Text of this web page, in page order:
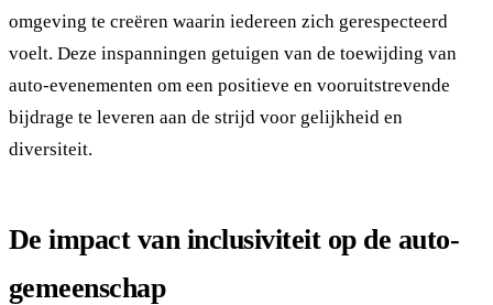
omgeving te creëren waarin iedereen zich gerespecteerd
voelt. Deze inspanningen getuigen van de toewijding van
auto-evenementen om een positieve en vooruitstrevende
bijdrage te leveren aan de strijd voor gelijkheid en
diversiteit.
De impact van inclusiviteit op de auto-
gemeenschap